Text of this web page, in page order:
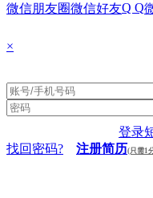
微信朋友圈微信好友Q Q
×
登录
找回密码? 注册简历(只需1